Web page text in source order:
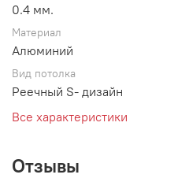
0.4 мм.
Материал
Алюминий
Вид потолка
Реечный S- дизайн
Все характеристики
Отзывы